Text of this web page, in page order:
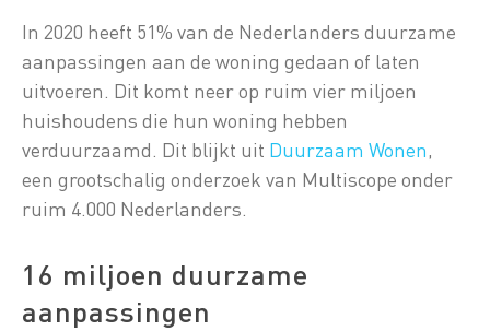
In 2020 heeft 51% van de Nederlanders duurzame
aanpassingen aan de woning gedaan of laten
uitvoeren. Dit komt neer op ruim vier miljoen
huishoudens die hun woning hebben
verduurzaamd. Dit blijkt uit Duurzaam Wonen,
een grootschalig onderzoek van Multiscope onder
ruim 4.000 Nederlanders.
16 miljoen duurzame
aanpassingen